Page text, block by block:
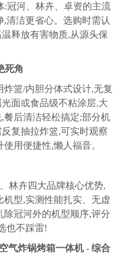
:冠河、林卉、卓资的主流
清洁更省心。选购时需认
释放有害物质,从源头保
死角
篮/内胆分体式设计,无复
面或食品级不粘涂层,大
餐后清洁轻松搞定;部分机
复抽拉炸篮,可实时观察
用便捷性,懒人福音。
林卉四大品牌核心优势,
机型,实测性能扎实、无虚
冠河外的机型顺序,评分
也不踩雷!
气炸锅烤箱一体机 - 综合